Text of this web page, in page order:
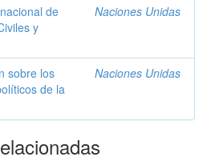
de
y
Naciones Unidas
sobre los
de la
Naciones Unidas